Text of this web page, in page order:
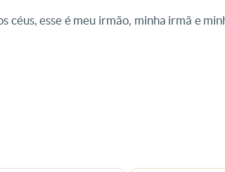
céus, esse é meu irmão, minha irmã e